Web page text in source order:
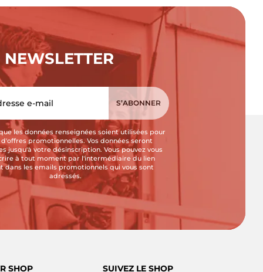
NEWSLETTER
les données renseignées soient utilisées pour
d'offres promotionnelles. Vos données seront
jusqu'à votre désinscription. Vous pouvez vous
à tout moment par l'intermédiaire du lien
dans les emails promotionnels qui vous sont
adressés.
SHOP SUIVEZ LE SHOP